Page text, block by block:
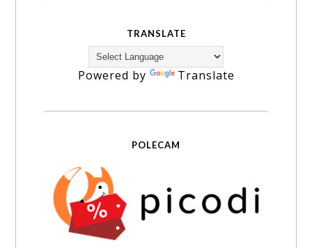
TRANSLATE
Powered by Translate
POLECAM